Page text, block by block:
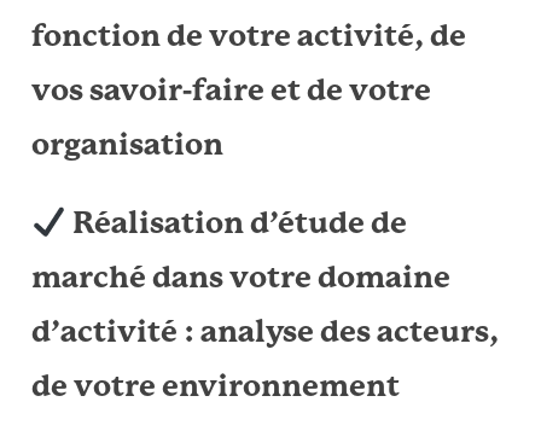
fonction de votre activité, de
vos savoir-faire et de votre
organisation
Réalisation d’étude de
marché dans votre domaine
d’activité : analyse des acteurs,
de votre environnement